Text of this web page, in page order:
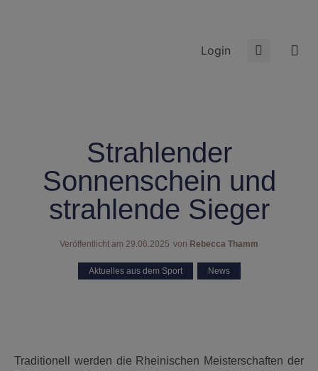
Login
Strahlender
Sonnenschein und
strahlende Sieger
Veröffentlicht am 29.06.2025 von Rebecca Thamm
Aktuelles aus dem Sport News
Traditionell werden die Rheinischen Meisterschaften der